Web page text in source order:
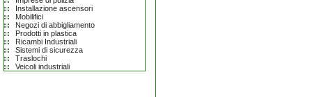
Installazione ascensori
Mobilifici
Negozi di abbigliamento
Prodotti in plastica
Ricambi Industriali
Sistemi di sicurezza
Traslochi
Veicoli industriali